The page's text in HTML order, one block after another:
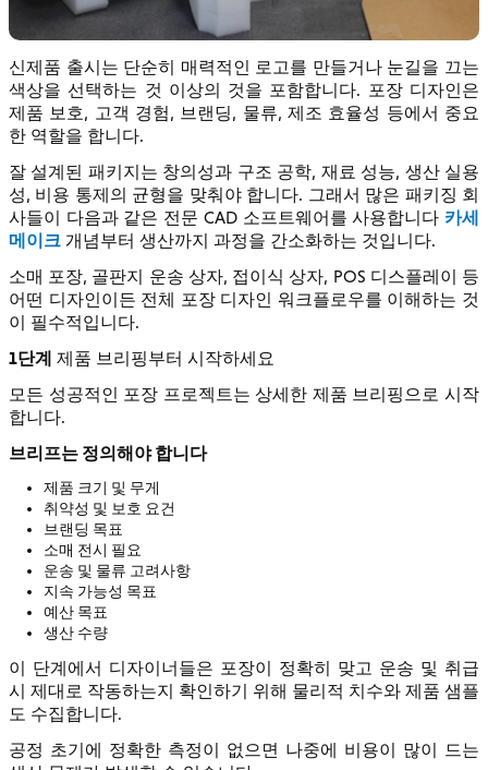
신제품 출시는 단순히 매력적인 로고를 만들거나 눈길을 끄는
색상을 선택하는 것 이상의 것을 포함합니다. 포장 디자인은
제품 보호, 고객 경험, 브랜딩, 물류, 제조 효율성 등에서 중요
한 역할을 합니다.
잘 설계된 패키지는 창의성과 구조 공학, 재료 성능, 생산 실용
성, 비용 통제의 균형을 맞춰야 합니다. 그래서 많은 패키징 회
사들이 다음과 같은 전문 CAD 소프트웨어를 사용합니다 카세
메이크 개념부터 생산까지 과정을 간소화하는 것입니다.
소매 포장, 골판지 운송 상자, 접이식 상자, POS 디스플레이 등
어떤 디자인이든 전체 포장 디자인 워크플로우를 이해하는 것
이 필수적입니다.
1단계 제품 브리핑부터 시작하세요
모든 성공적인 포장 프로젝트는 상세한 제품 브리핑으로 시작
합니다.
브리프는 정의해야 합니다
제품 크기 및 무게
취약성 및 보호 요건
브랜딩 목표
소매 전시 필요
운송 및 물류 고려사항
지속 가능성 목표
예산 목표
생산 수량
이 단계에서 디자이너들은 포장이 정확히 맞고 운송 및 취급
시 제대로 작동하는지 확인하기 위해 물리적 치수와 제품 샘플
도 수집합니다.
공정 초기에 정확한 측정이 없으면 나중에 비용이 많이 드는